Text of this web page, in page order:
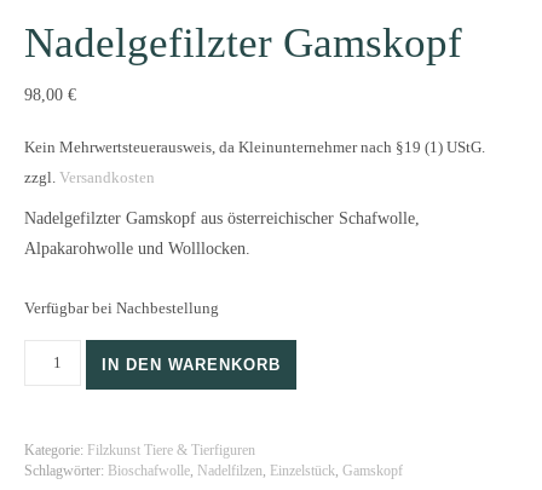
Nadelgefilzter Gamskopf
98,00 €
Kein Mehrwertsteuerausweis, da Kleinunternehmer nach §19 (1) UStG.
zzgl. Versandkosten
Nadelgefilzter Gamskopf aus österreichischer Schafwolle,
Alpakarohwolle und Wolllocken.
Verfügbar bei Nachbestellung
IN DEN WARENKORB
Kategorie: Filzkunst Tiere & Tierfiguren
Schlagwörter: Bioschafwolle Nadelfilzen Einzelstück Gamskopf